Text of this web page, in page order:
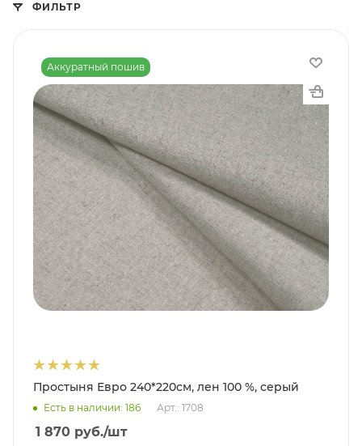
ФИЛЬТР
Аккуратный пошив
Простыня Евро 240*220см, лен 100 %, серый
Есть в наличии: 186 Арт.: 1708
1 870 руб./шт